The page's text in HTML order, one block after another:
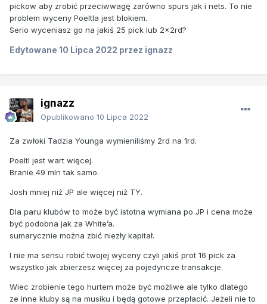
pickow aby zrobić przeciwwagę zarówno spurs jak i nets. To nie
problem wyceny Poeltla jest blokiem.
Serio wyceniasz go na jakiś 25 pick lub 2x2rd?
Edytowane 10 Lipca 2022 przez ignazz
ignazz
Opublikowano 10 Lipca 2022
Za zwłoki Tadzia Younga wymieniliśmy 2rd na 1rd.
Poeltl jest wart więcej.
Branie 49 mln tak samo.
Josh mniej niż JP ale więcej niż TY.
Dla paru klubów to może być istotna wymiana po JP i cena może
być podobna jak za White’a.
sumarycznie można zbić niezły kapitał.
I nie ma sensu robić twojej wyceny czyli jakiś prot 16 pick za
wszystko jak zbierzesz więcej za pojedyncze transakcje.
Wiec zrobienie tego hurtem może być możliwe ale tylko dlatego
ze inne kluby są na musiku i będą gotowe przepłacić. Jeżeli nie to